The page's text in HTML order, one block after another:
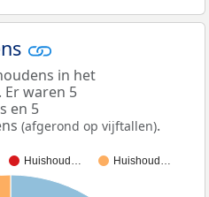
in het
Er waren 5
en 5
(afgerond op vijftallen).
Huishoud… Huishoud…